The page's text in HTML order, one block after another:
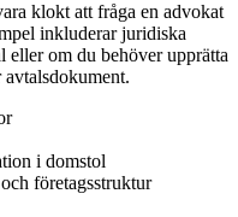
klokt att fråga en advokat
inkluderar juridiska
eller om du behöver upprätta
avtalsdokument.
i domstol
företagsstruktur